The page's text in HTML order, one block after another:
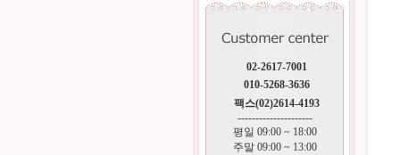
02-2617-7001
010-5268-3636
팩스(02)2614-4193
---------------------
평일 09:00 ~ 18:00
주말 09:00 ~ 13:00